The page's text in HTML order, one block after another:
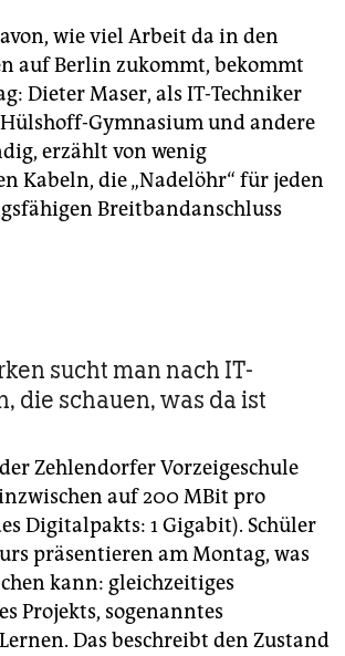
wie viel Arbeit da in den
auf Berlin zukommt, bekommt
Dieter Maser, als IT-Techniker
Gymnasium und andere
erzählt von wenig
Kabeln, die „Nadelöhr“ für jeden
Breitbandanschluss
sucht man nach IT-
die schauen, was da ist
Zehlendorfer Vorzeigeschule
auf 200 MBit pro
Digitalpakts: 1 Gigabit). Schüler
präsentieren am Montag, was
kann: gleichzeitiges
Projekts, sogenanntes
Das beschreibt den Zustand